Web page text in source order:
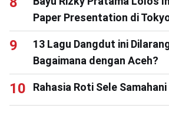
Paper Presentation di
13 Lagu Dangdut ini
Bagaimana dengan Aceh?
Rahasia Roti Sele Samahani